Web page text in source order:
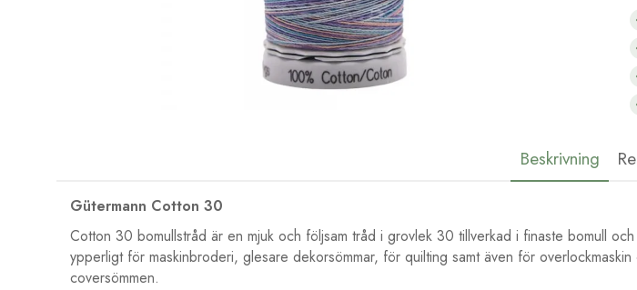
Beskrivning
Gütermann Cotton 30
Cotton 30 bomullstråd är en mjuk och följsam tråd i grovlek 30 tillverkad i finaste bomull
ypperligt för maskinbroderi, glesare dekorsömmar, för quilting samt även för
coversömmen.